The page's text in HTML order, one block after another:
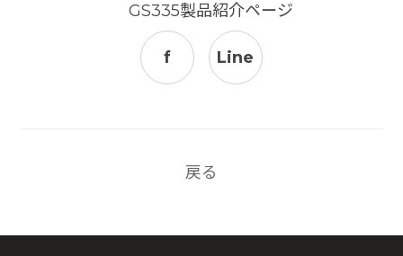
GS335製品紹介ページ
f Line
戻る